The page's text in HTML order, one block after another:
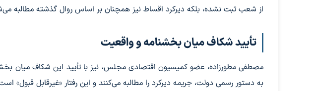
از شعب ثبت نشده، بلکه دیرکرد اقساط نیز همچنان بر اساس روال گذشته مطالبه
تأیید شکاف میان بخشنامه و واقعیت
مصطفی مطورزاده، عضو کمیسیون اقتصادی مجلس، نیز با تأیید این شکاف میان
به دستور رسمی دولت، جریمه دیرکرد را مطالبه می‌کنند و این رفتار «غیرقابل قبول»